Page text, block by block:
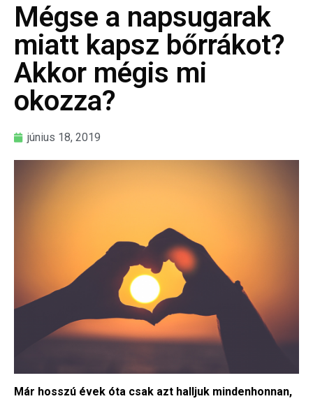
Mégse a napsugarak
miatt kapsz bőrrákot?
Akkor mégis mi
okozza?
június 18, 2019
Már hosszú évek óta csak azt halljuk mindenhonnan,